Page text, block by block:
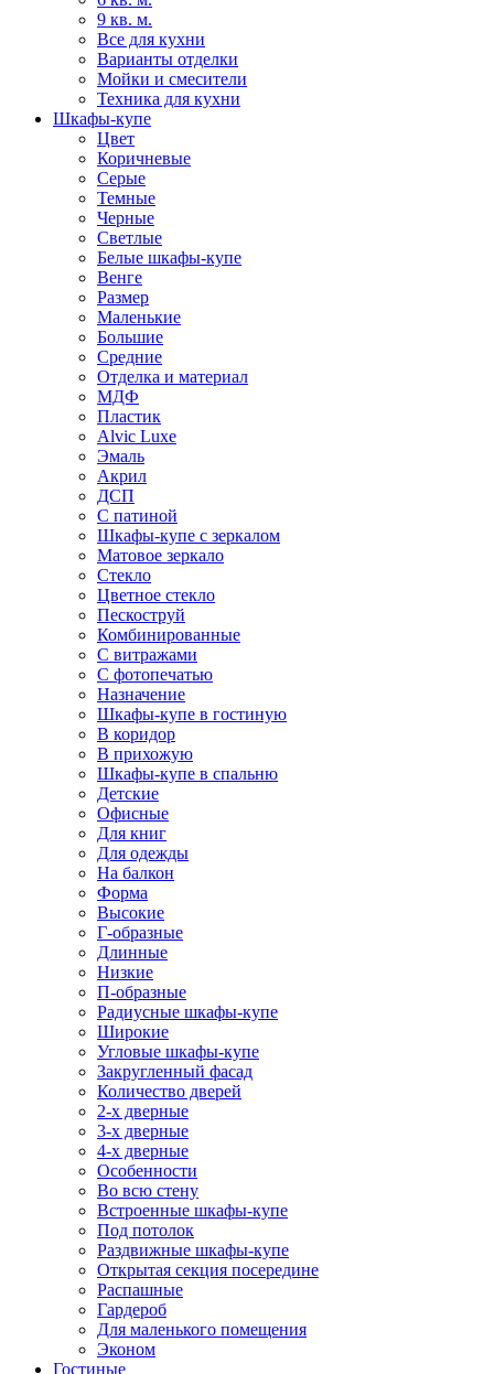
9 кв. м.
Все для кухни
Варианты отделки
Мойки и смесители
Техника для кухни
Шкафы-купе
Цвет
Коричневые
Серые
Темные
Черные
Светлые
Белые шкафы-купе
Венге
Размер
Маленькие
Большие
Средние
Отделка и материал
МДФ
Пластик
Alvic Luxe
Эмаль
Акрил
ДСП
С патиной
Шкафы-купе с зеркалом
Матовое зеркало
Стекло
Цветное стекло
Пескоструй
Комбинированные
С витражами
С фотопечатью
Назначение
Шкафы-купе в гостиную
В коридор
В прихожую
Шкафы-купе в спальню
Детские
Офисные
Для книг
Для одежды
На балкон
Форма
Высокие
Г-образные
Длинные
Низкие
П-образные
Радиусные шкафы-купе
Широкие
Угловые шкафы-купе
Закругленный фасад
Количество дверей
2-х дверные
3-х дверные
4-х дверные
Особенности
Во всю стену
Встроенные шкафы-купе
Под потолок
Раздвижные шкафы-купе
Открытая секция посередине
Распашные
Гардероб
Для маленького помещения
Эконом
Гостиные